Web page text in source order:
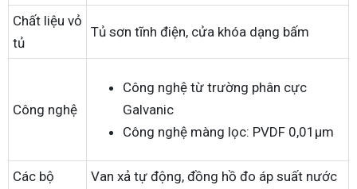
Chất liệu vỏ
tủ
Tủ sơn tĩnh điện, cửa khóa dạng bấm
Công nghệ
Công nghệ từ trường phân cực
Galvanic
Công nghệ màng lọc: PVDF 0,01µm
Các bộ
Van xả tự động, đồng hồ đo áp suất nước